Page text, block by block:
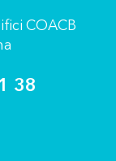
COACB
38